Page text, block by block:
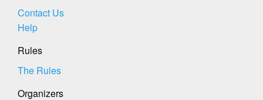
Contact Us
Help
Rules
The Rules
Organizers